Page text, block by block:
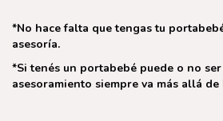
*No hace falta que tengas tu
asesoría.
*Si tenés un portabebé puede o no
asesoramiento siempre va más allá